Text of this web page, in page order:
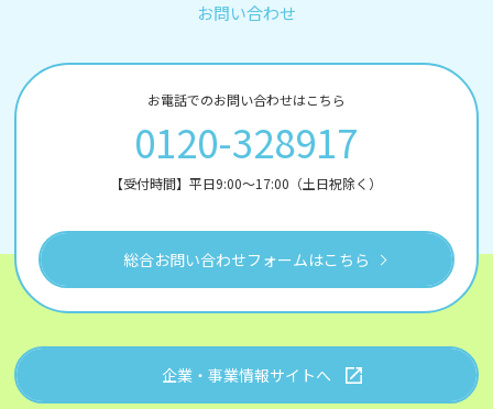
お問い合わせ
お電話でのお問い合わせはこちら
0120-328917
【受付時間】平日9:00～17:00（土日祝除く）
総合お問い合わせフォームはこちら
企業・事業情報サイトへ